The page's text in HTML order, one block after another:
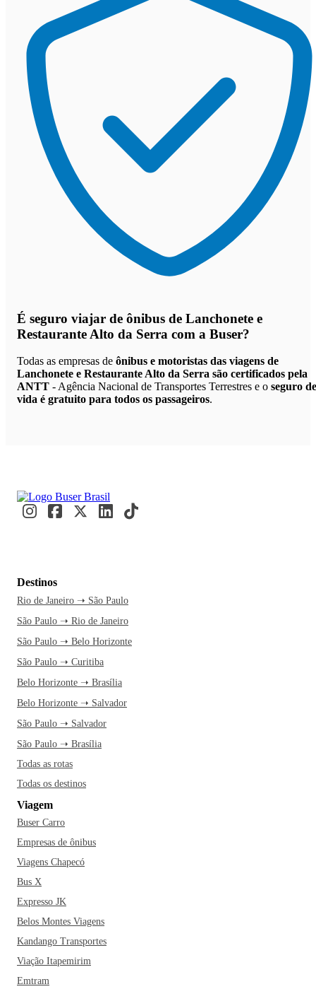
É seguro viajar de ônibus de Lanchonete e
Restaurante Alto da Serra com a Buser?
Todas as empresas de ônibus e motoristas das viagens de
Lanchonete e Restaurante Alto da Serra são certificados pela
ANTT - Agência Nacional de Transportes Terrestres e o seguro de
vida é gratuito para todos os passageiros.
Destinos
Rio de Janeiro ➝ São Paulo
São Paulo ➝ Rio de Janeiro
São Paulo ➝ Belo Horizonte
São Paulo ➝ Curitiba
Belo Horizonte ➝ Brasília
Belo Horizonte ➝ Salvador
São Paulo ➝ Salvador
São Paulo ➝ Brasília
Todas as rotas
Todas os destinos
Viagem
Buser Carro
Empresas de ônibus
Viagens Chapecó
Bus X
Expresso JK
Belos Montes Viagens
Kandango Transportes
Viação Itapemirim
Emtram